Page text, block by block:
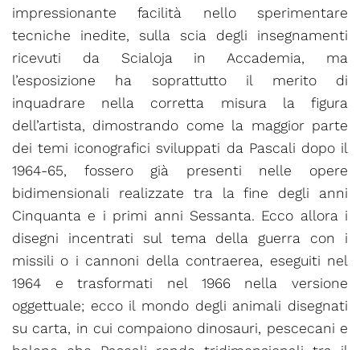
impressionante facilità nello sperimentare
tecniche inedite, sulla scia degli insegnamenti
ricevuti da Scialoja in Accademia, ma
l’esposizione ha soprattutto il merito di
inquadrare nella corretta misura la figura
dell’artista, dimostrando come la maggior parte
dei temi iconografici sviluppati da Pascali dopo il
1964-65, fossero già presenti nelle opere
bidimensionali realizzate tra la fine degli anni
Cinquanta e i primi anni Sessanta. Ecco allora i
disegni incentrati sul tema della guerra con i
missili o i cannoni della contraerea, eseguiti nel
1964 e trasformati nel 1966 nella versione
oggettuale; ecco il mondo degli animali disegnati
su carta, in cui compaiono dinosauri, pescecani e